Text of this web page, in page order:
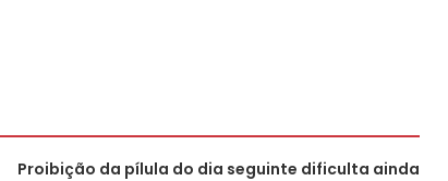
Proibição da pílula do dia seguinte dificulta ainda